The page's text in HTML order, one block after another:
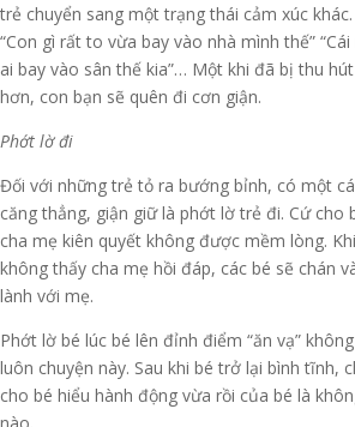
trẻ chuyển sang một trạng thái cảm xúc
“Con gì rất to vừa bay vào nhà mình thế”
ai bay vào sân thế kia”… Một khi đã bị thu
hơn, con bạn sẽ quên đi cơn giận.
Phớt lờ đi
Đối với những trẻ tỏ ra bướng bỉnh, có một
căng thẳng, giận giữ là phớt lờ trẻ đi. Cứ cho
cha mẹ kiên quyết không được mềm lòng.
không thấy cha mẹ hồi đáp, các bé sẽ chán
lành với mẹ.
Phớt lờ bé lúc bé lên đỉnh điểm “ăn vạ”
luôn chuyện này. Sau khi bé trở lại bình tĩnh,
cho bé hiểu hành động vừa rồi của bé là